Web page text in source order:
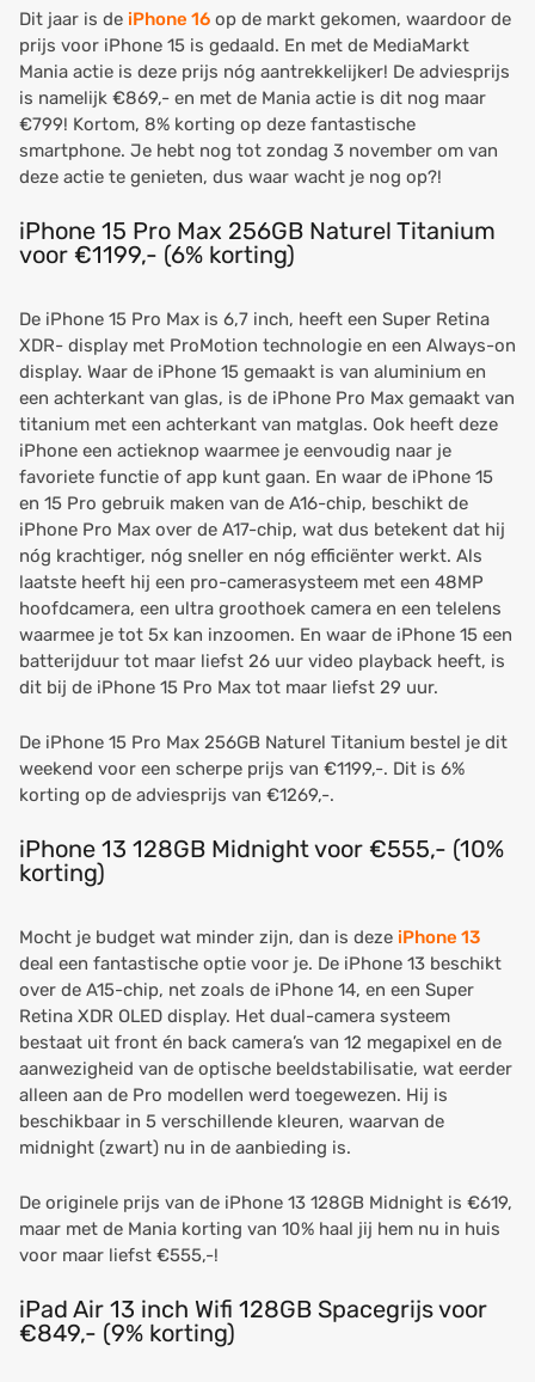
Dit jaar is de iPhone 16 op de markt gekomen, waardoor de
prijs voor iPhone 15 is gedaald. En met de MediaMarkt
Mania actie is deze prijs nóg aantrekkelijker! De adviesprijs
is namelijk €869,- en met de Mania actie is dit nog maar
€799! Kortom, 8% korting op deze fantastische
smartphone. Je hebt nog tot zondag 3 november om van
deze actie te genieten, dus waar wacht je nog op?!
iPhone 15 Pro Max 256GB Naturel Titanium
voor €1199,- (6% korting)
De iPhone 15 Pro Max is 6,7 inch, heeft een Super Retina
XDR- display met ProMotion technologie en een Always-on
display. Waar de iPhone 15 gemaakt is van aluminium en
een achterkant van glas, is de iPhone Pro Max gemaakt van
titanium met een achterkant van matglas. Ook heeft deze
iPhone een actieknop waarmee je eenvoudig naar je
favoriete functie of app kunt gaan. En waar de iPhone 15
en 15 Pro gebruik maken van de A16-chip, beschikt de
iPhone Pro Max over de A17-chip, wat dus betekent dat hij
nóg krachtiger, nóg sneller en nóg efficiënter werkt. Als
laatste heeft hij een pro-camerasysteem met een 48MP
hoofdcamera, een ultra groothoek camera en een telelens
waarmee je tot 5x kan inzoomen. En waar de iPhone 15 een
batterijduur tot maar liefst 26 uur video playback heeft, is
dit bij de iPhone 15 Pro Max tot maar liefst 29 uur.
De iPhone 15 Pro Max 256GB Naturel Titanium bestel je dit
weekend voor een scherpe prijs van €1199,-. Dit is 6%
korting op de adviesprijs van €1269,-.
iPhone 13 128GB Midnight voor €555,- (10%
korting)
Mocht je budget wat minder zijn, dan is deze iPhone 13
deal een fantastische optie voor je. De iPhone 13 beschikt
over de A15-chip, net zoals de iPhone 14, en een Super
Retina XDR OLED display. Het dual-camera systeem
bestaat uit front én back camera’s van 12 megapixel en de
aanwezigheid van de optische beeldstabilisatie, wat eerder
alleen aan de Pro modellen werd toegewezen. Hij is
beschikbaar in 5 verschillende kleuren, waarvan de
midnight (zwart) nu in de aanbieding is.
De originele prijs van de iPhone 13 128GB Midnight is €619,
maar met de Mania korting van 10% haal jij hem nu in huis
voor maar liefst €555,-!
iPad Air 13 inch Wifi 128GB Spacegrijs voor
€849,- (9% korting)